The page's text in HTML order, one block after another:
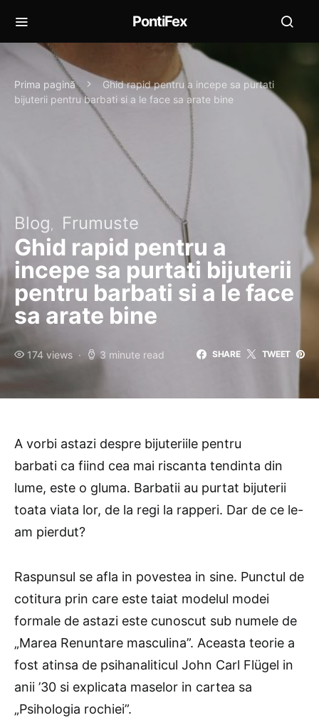
PontiFex
Prima pagină
Ghid rapid pentru a incepe sa purtati
bijuterii pentru barbati si a le face sa arate bine
Blog Frumuste
Ghid rapid pentru a
incepe sa purtati bijuterii
pentru barbati si a le face
sa arate bine
174 views 3 minute read SHARE TWEET
A vorbi astazi despre bijuteriile pentru
barbati ca fiind cea mai riscanta tendinta din
lume, este o gluma. Barbatii au purtat bijuterii
toata viata lor, de la regi la rapperi. Dar de ce le-
am pierdut?
Raspunsul se afla in povestea in sine. Punctul de
cotitura prin care este taiat modelul modei
formale de astazi este cunoscut sub numele de
„Marea Renuntare masculina”. Aceasta teorie a
fost atinsa de psihanaliticul John Carl Flügel in
anii ’30 si explicata maselor in cartea sa
„Psihologia rochiei”.